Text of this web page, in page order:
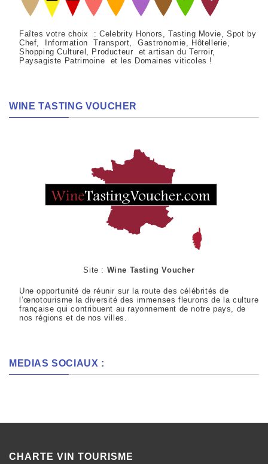
Faîtes votre choix : Celebrity Honors, Tasting Movie, Spot by
Chef, Information Transport, Gastronomie, Hôtellerie,
Shopping Culturel, Producteur et artisan du Terroir,
Paysagiste Patrimoine et les Domaines viticoles !
WINE TASTING VOUCHER
Site : Wine Tasting Voucher
Une opportunité de réunir sur la route des célébrités de
l’œnotourisme la diversité des immenses fleurons de la culture
française qui contribuent au rayonnement de notre pays, de
nos régions et de nos villes.
MEDIAS SOCIAUX :
CHARTE VIN TOURISME